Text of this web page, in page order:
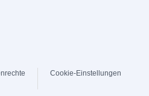
Cookie-Einstellungen